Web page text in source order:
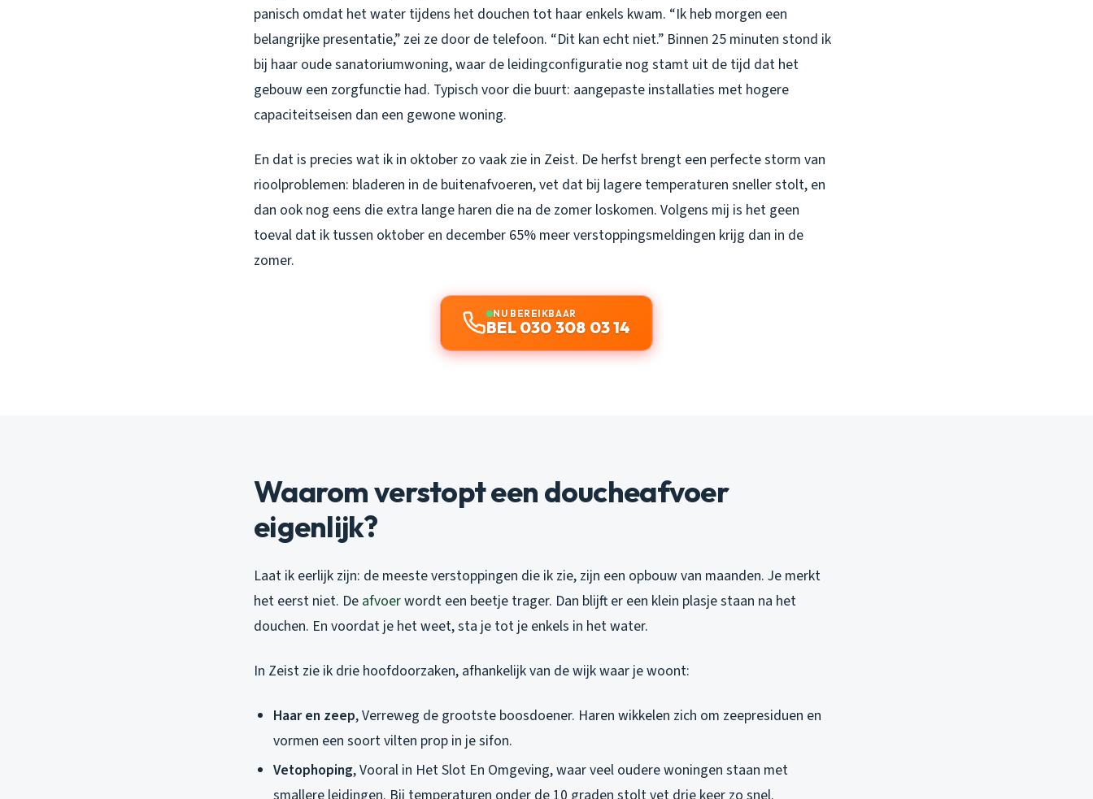
panisch omdat het water tijdens het douchen tot haar enkels kwam. “Ik heb morgen een
belangrijke presentatie,” zei ze door de telefoon. “Dit kan echt niet.” Binnen 25 minuten stond ik
bij haar oude sanatoriumwoning, waar de leidingconfiguratie nog stamt uit de tijd dat het
gebouw een zorgfunctie had. Typisch voor die buurt: aangepaste installaties met hogere
capaciteitseisen dan een gewone woning.
En dat is precies wat ik in oktober zo vaak zie in Zeist. De herfst brengt een perfecte storm van
rioolproblemen: bladeren in de buitenafvoeren, vet dat bij lagere temperaturen sneller stolt, en
dan ook nog eens die extra lange haren die na de zomer loskomen. Volgens mij is het geen
toeval dat ik tussen oktober en december 65% meer verstoppingsmeldingen krijg dan in de
zomer.
NU BEREIKBAAR
BEL 030 308 03 14
Waarom verstopt een doucheafvoer
eigenlijk?
Laat ik eerlijk zijn: de meeste verstoppingen die ik zie, zijn een opbouw van maanden. Je merkt
het eerst niet. De afvoerwordt een beetje trager. Dan blijft er een klein plasje staan na het
douchen. En voordat je het weet, sta je tot je enkels in het water.
In Zeist zie ik drie hoofdoorzaken, afhankelijk van de wijk waar je woont:
Haar en zeep, Verreweg de grootste boosdoener. Haren wikkelen zich om zeepresiduen en
vormen een soort vilten prop in je sifon.
Vetophoping, Vooral in Het Slot En Omgeving, waar veel oudere woningen staan met